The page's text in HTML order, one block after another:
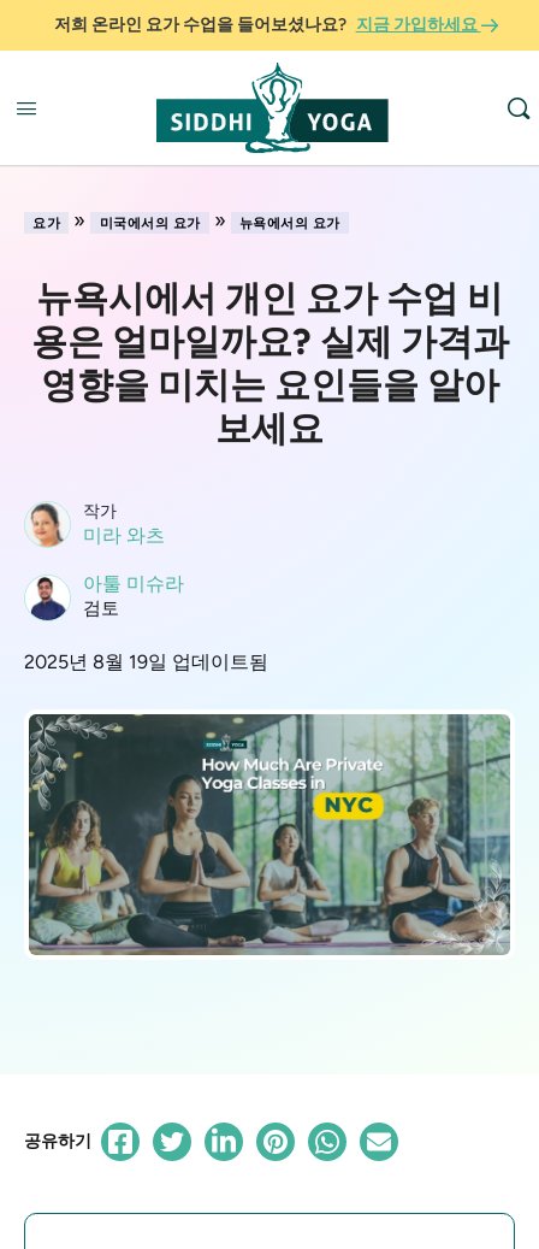
저희 온라인 요가 수업을 들어보셨나요? 지금 가입하세요
요가 » 미국에서의 요가 » 뉴욕에서의 요가
뉴욕시에서 개인 요가 수업 비
용은 얼마일까요? 실제 가격과
영향을 미치는 요인들을 알아
보세요
작가
미라 와츠
아툴 미슈라
검토
2025년 8월 19일 업데이트됨
공유하기